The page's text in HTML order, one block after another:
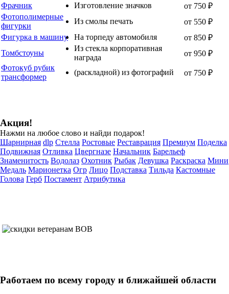
Фрачник
Изготовление значков
от 750 ₽
Фотополимерные
фигурки
Из смолы печать
от 550 ₽
Фигурка в машину
На торпеду автомобиля
от 850 ₽
Томбстоуны
Из стекла корпоративная
награда
от 950 ₽
Фотокуб рубик
трансформер
(раскладной) из фотографий от 750 ₽
Акция!
Нажми на любое слово и найди подарок!
Шарнирная dlp Стелла Ростовые Реставрация Премиум Поделка
Подвижная Отливка Цвергназе Начальник Барельеф
Знаменитость Водолаз Охотник Рыбак Девушка Раскраска Мини
Медаль Марионетка Огр Лицо Подставка Тильда Кастомные
Голова Герб Постамент Атрибутика
Работаем по всему городу и ближайшей области